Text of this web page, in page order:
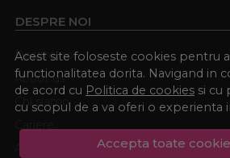
Acest site foloseste cookies pentru
functionalitatea dorita. Navigand in
de acord cu Politica de cookies si cu
cu scopul de a va oferi o experienta
Accepta toate
DESPRE NOI
Despre noi
About us
Chi siamo
Academia Procosmetic